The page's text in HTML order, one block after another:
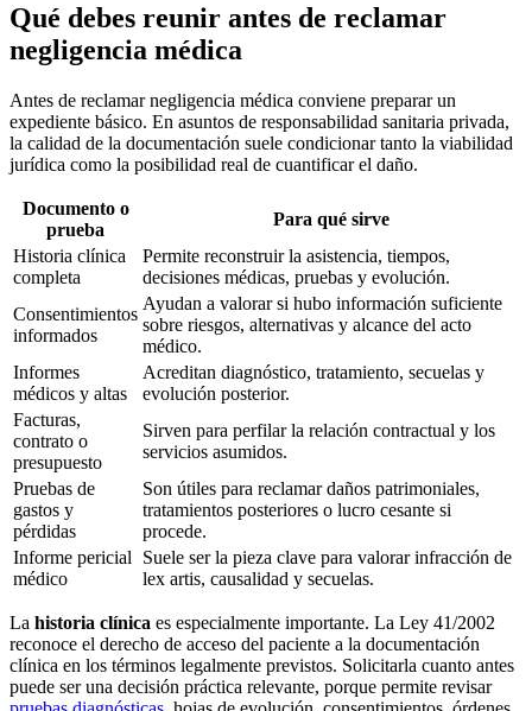
Qué debes reunir antes de reclamar
negligencia médica
Antes de reclamar negligencia médica conviene preparar un
expediente básico. En asuntos de responsabilidad sanitaria privada,
la calidad de la documentación suele condicionar tanto la viabilidad
jurídica como la posibilidad real de cuantificar el daño.
Documento o
prueba
Para qué sirve
Historia clínica
completa
Permite reconstruir la asistencia, tiempos,
decisiones médicas, pruebas y evolución.
Consentimientos
informados
Ayudan a valorar si hubo información suficiente
sobre riesgos, alternativas y alcance del acto
médico.
Informes
médicos y altas
Acreditan diagnóstico, tratamiento, secuelas y
evolución posterior.
Facturas,
contrato o
presupuesto
Sirven para perfilar la relación contractual y los
servicios asumidos.
Pruebas de
gastos y
pérdidas
Son útiles para reclamar daños patrimoniales,
tratamientos posteriores o lucro cesante si
procede.
Informe pericial
médico
Suele ser la pieza clave para valorar infracción de
lex artis, causalidad y secuelas.
La historia clínica es especialmente importante. La Ley 41/2002
reconoce el derecho de acceso del paciente a la documentación
clínica en los términos legalmente previstos. Solicitarla cuanto antes
puede ser una decisión práctica relevante, porque permite revisar